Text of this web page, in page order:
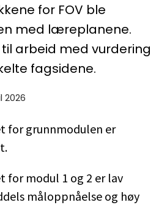
for FOV ble
med læreplanene.
arbeid med vurdering
fagsidene.
2026
for grunnmodulen er
for modul 1 og 2 er lav
måloppnåelse og høy